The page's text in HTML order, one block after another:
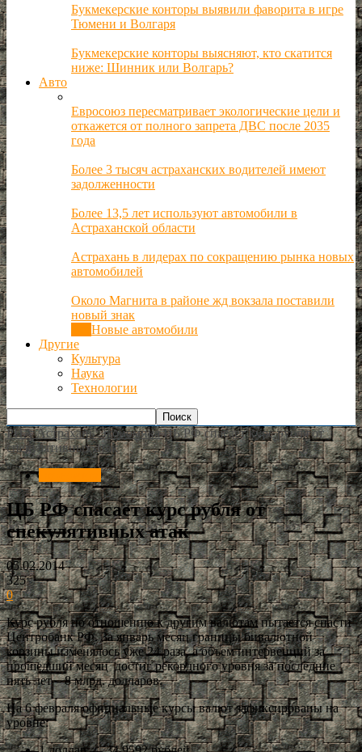
Букмекерские конторы выявили фаворита в игре
Тюмени и Волгаря
Букмекерские конторы выясняют, кто скатится
ниже: Шинник или Волгарь?
Авто
Евросоюз пересматривает экологические цели и
откажется от полного запрета ДВС после 2035
года
Более 3 тысяч астраханских водителей имеют
задолженности
Более 13,5 лет используют автомобили в
Астраханской области
Астрахань в лидерах по сокращению рынка новых
автомобилей
Около Магнита в районе жд вокзала поставили
новый знак
Новые автомобили
Другие
Культура
Наука
Технологии
РИА Астрахань Экономика ЦБ РФ спасает курс рубля от
спекулятивных атак
ЦБ РФ спасает курс рубля от
спекулятивных атак
05.02.2014
325
0
Курс рубля по отношению к другим валютам пытается спасти
Центробанк РФ. За январь месяц границы бивалютной
корзины изменялось уже 24 раза, а объем интервенций за
прошедший месяц достиг рекордного уровня за последние
пять лет – 8 млрд. долларов.
На 6 февраля официальные курсы валют зафиксированы на
уровне: